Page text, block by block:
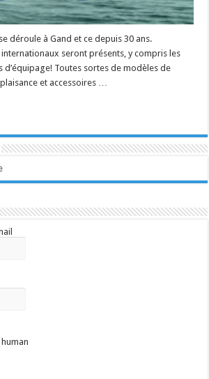
déroule à Gand et ce depuis 30 ans.
seront présents, y compris les
d’équipage! Toutes sortes de modèles de
et accessoires …